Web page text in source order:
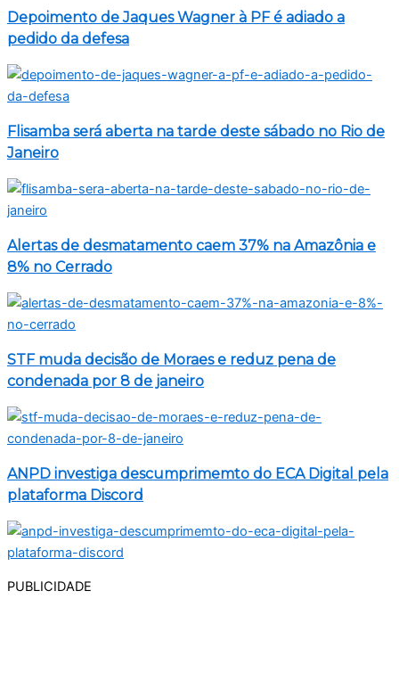
Depoimento de Jaques Wagner à PF é adiado a
pedido da defesa
Flisamba será aberta na tarde deste sábado no Rio de
Janeiro
Alertas de desmatamento caem 37% na Amazônia e
8% no Cerrado
STF muda decisão de Moraes e reduz pena de
condenada por 8 de janeiro
ANPD investiga descumprimemto do ECA Digital pela
plataforma Discord
PUBLICIDADE